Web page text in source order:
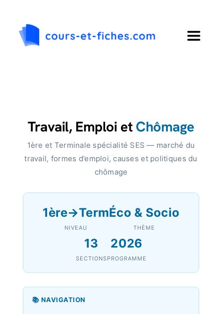
contenu
Toggle
Travail, Emploi etChômage
1ère et Terminale spécialité SES — marché du
travail, formes d’emploi, causes et politiques du
chômage
1ère→Term
NIVEAU
Éco & Socio
THÈME
13
SECTIONS
2026
PROGRAMME
📚 NAVIGATION